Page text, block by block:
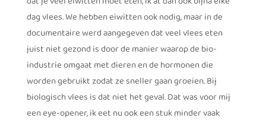
dag vlees. We hebben eiwitten ook nodig, maar in de
documentaire werd aangegeven dat veel vlees eten
juist niet gezond is door de manier waarop de bio-
industrie omgaat met dieren en de hormonen die
worden gebruikt zodat ze sneller gaan groeien. Bij
biologisch vlees is dat niet het geval. Dat was voor mij
een eye-opener, ik eet nu ook een stuk minder vaak